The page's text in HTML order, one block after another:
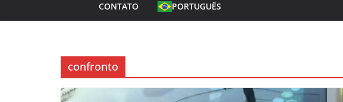
CONTATO PORTUGUÊS
confronto